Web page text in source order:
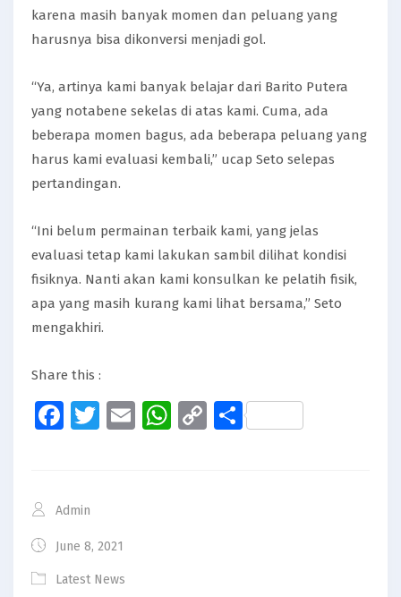
karena masih banyak momen dan peluang yang
harusnya bisa dikonversi menjadi gol.
“Ya, artinya kami banyak belajar dari Barito Putera
yang notabene sekelas di atas kami. Cuma, ada
beberapa momen bagus, ada beberapa peluang yang
harus kami evaluasi kembali,” ucap Seto selepas
pertandingan.
“Ini belum permainan terbaik kami, yang jelas
evaluasi tetap kami lakukan sambil dilihat kondisi
fisiknya. Nanti akan kami konsulkan ke pelatih fisik,
apa yang masih kurang kami lihat bersama,” Seto
mengakhiri.
Share this :
Facebook
Twitter
EmailWhatsApp
CopyShare
Admin
June 8, 2021
Latest News